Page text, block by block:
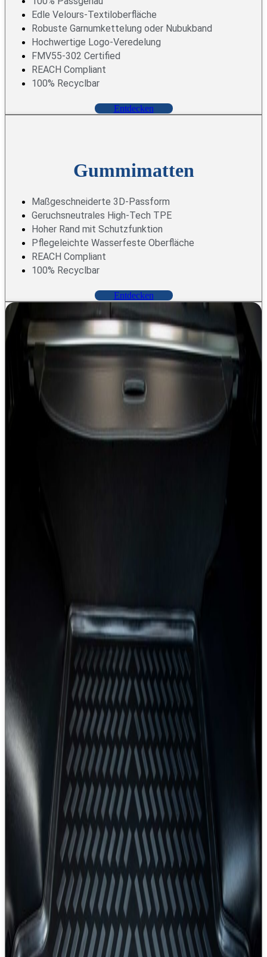
Edle Velours-Textiloberfläche
Robuste Garnumkettelung oder Nubukband
Hochwertige Logo-Veredelung
FMV55-302 Certified
REACH Compliant
100% Recyclbar
Entdecken
Gummimatten
Maßgeschneiderte 3D-Passform
Geruchsneutrales High-Tech TPE
Hoher Rand mit Schutzfunktion
Pflegeleichte Wasserfeste Oberfläche
REACH Compliant
100% Recyclbar
Entdecken